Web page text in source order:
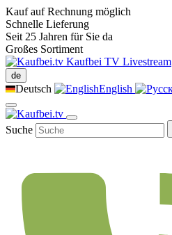
Kauf auf Rechnung möglich
Schnelle Lieferung
Seit 25 Jahren für Sie da
Großes Sortiment
Kaufbei TV Livestream
de
Deutsch English
Suche